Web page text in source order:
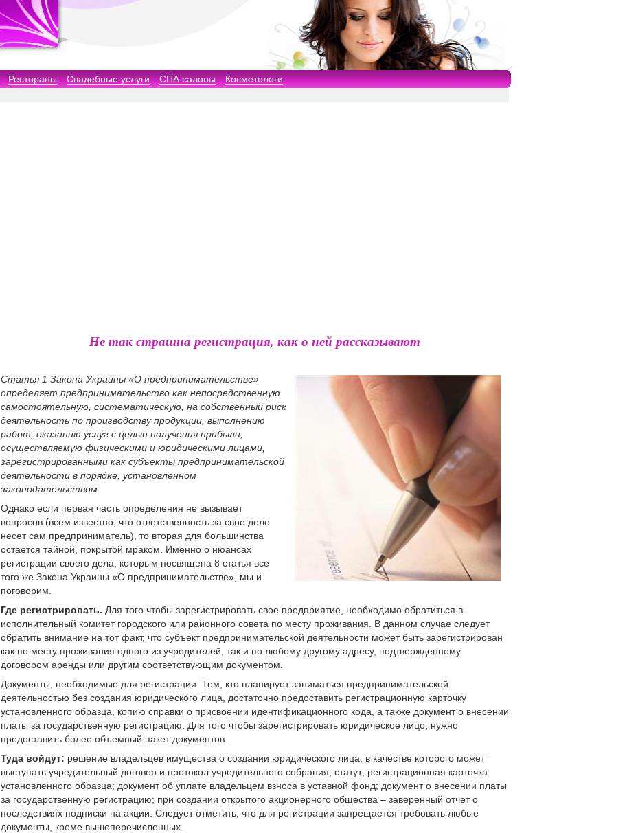
Рестораны Свадебные услуги СПА салоны Косметологи
Не так страшна регистрация, как о ней рассказывают
Статья 1 Закона Украины «О предпринимательстве»
определяет предпринимательство как непосредственную
самостоятельную, систематическую, на собственный риск
деятельность по производству продукции, выполнению
работ, оказанию услуг с целью получения прибыли,
осуществляемую физическими и юридическими лицами,
зарегистрированными как субъекты предпринимательской
деятельности в порядке, установленном
законодательством.
Однако если первая часть определения не вызывает
вопросов (всем известно, что ответственность за свое дело
несет сам предприниматель), то вторая для большинства
остается тайной, покрытой мраком. Именно о нюансах
регистрации своего дела, которым посвящена 8 статья все
того же Закона Украины «О предпринимательстве», мы и
поговорим.
Где регистрировать. Для того чтобы зарегистрировать свое предприятие, необходимо обратиться в
исполнительный комитет городского или районного совета по месту проживания. В данном случае следует
обратить внимание на тот факт, что субъект предпринимательской деятельности может быть зарегистрирован
как по месту проживания одного из учредителей, так и по любому другому адресу, подтвержденному
договором аренды или другим соответствующим документом.
Документы, необходимые для регистрации. Тем, кто планирует заниматься предпринимательской
деятельностью без создания юридического лица, достаточно предоставить регистрационную карточку
установленного образца, копию справки о присвоении идентификационного кода, а также документ о внесении
платы за государственную регистрацию. Для того чтобы зарегистрировать юридическое лицо, нужно
предоставить более объемный пакет документов.
Туда войдут: решение владельцев имущества о создании юридического лица, в качестве которого может
выступать учредительный договор и протокол учредительного собрания; статут; регистрационная карточка
установленного образца; документ об уплате владельцем взноса в уставной фонд; документ о внесении платы
за государственную регистрацию; при создании открытого акционерного общества – заверенный отчет о
последствиях подписки на акции. Следует отметить, что для регистрации запрещается требовать любые
документы, кроме вышеперечисленных.